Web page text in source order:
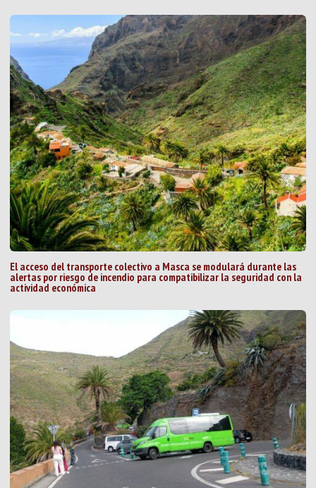
El acceso del transporte colectivo a Masca se modulará durante las
alertas por riesgo de incendio para compatibilizar la seguridad con la
actividad económica